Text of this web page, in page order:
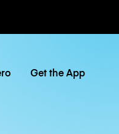
Get the App